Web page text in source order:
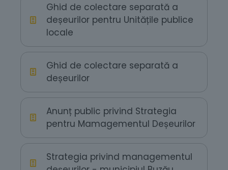
Ghid de colectare separată a
deșeurilor pentru Unitățile publice
locale
Ghid de colectare separată a
deșeurilor
Anunț public privind Strategia
pentru Mamagementul Deșeurilor
Strategia privind managementul